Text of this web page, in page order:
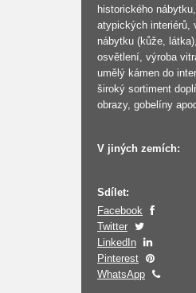
historického
atypických interiérů,
nábytku (kůže,
osvětlení, výroba
umělý kámen do
široký sortiment
obrazy, gobelíny
V jiných zemích:
Sdílet:
Facebook
Twitter
LinkedIn
Pinterest
WhatsApp